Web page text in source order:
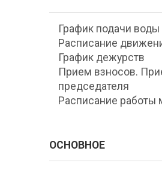
График подачи воды
Расписание
График дежурств
Прием взносов.
председателя
Расписание работы
ОСНОВНОЕ